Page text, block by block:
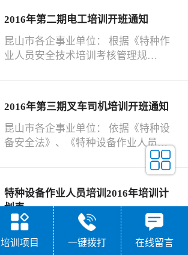
焊工（初级技能等级证和上岗证）培
训班 有关事项通知如下： 一、 培训对
象及条件 1. 待业、再就业、在职从事
电焊工工作有一定实习经历或无基础
照 5 张，符合体检要求， 到本校或网
上下载申请表格填写申请表。 二、 培
训课程、课时 依据江苏省特种作业培
训大纲和国家技能培训
2016年第二期电工培训开班通知
昆山市各企事业单位： 根据《特种作
业人员安全技术培训考核管理规
修电工（初级技能等级证和上岗证）
培训班有关事项通知如下： 一、 培训
对象及条件 1. 待业、再就业、在职从
事电工工作有一定实习经历或无基础
历，身份证、学历证复印件，二寸彩
照 5 张，符合体检要求， 到本校或网
上下载申请表格填写申请表。 二、 培
训课程、课时 依据江苏省特种作业培
训大纲和国家技能培训大纲
2016年第三期叉车司机培训开班通知
昆山市各企事业单位： 依据《特种设
备安全法》、《特种设备作业人员考
核规则》、《职业教育 法》等规定，
接昆山市市场监督管理局（原质监
局）、昆山市人社局有关培训工作的
要求， 2016 年 叉车司机作业人员证第
三期 定于 03 月 05 日开班，具体事宜
如下： 一、 理论培训 16 学时（ 03 月
05 日 -6 日） 09:00 到校参加培训。
特种设备作业人员培训2016年培训计
划表
特种设备作业人员培训2016年培训计
划表
培训项目 一键拨打 在线留言